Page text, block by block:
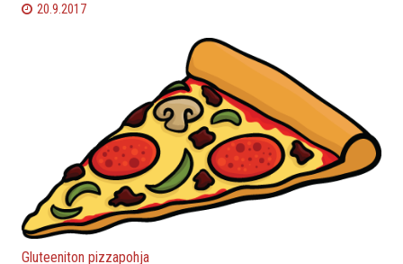
20.9.2017
Gluteeniton pizzapohja